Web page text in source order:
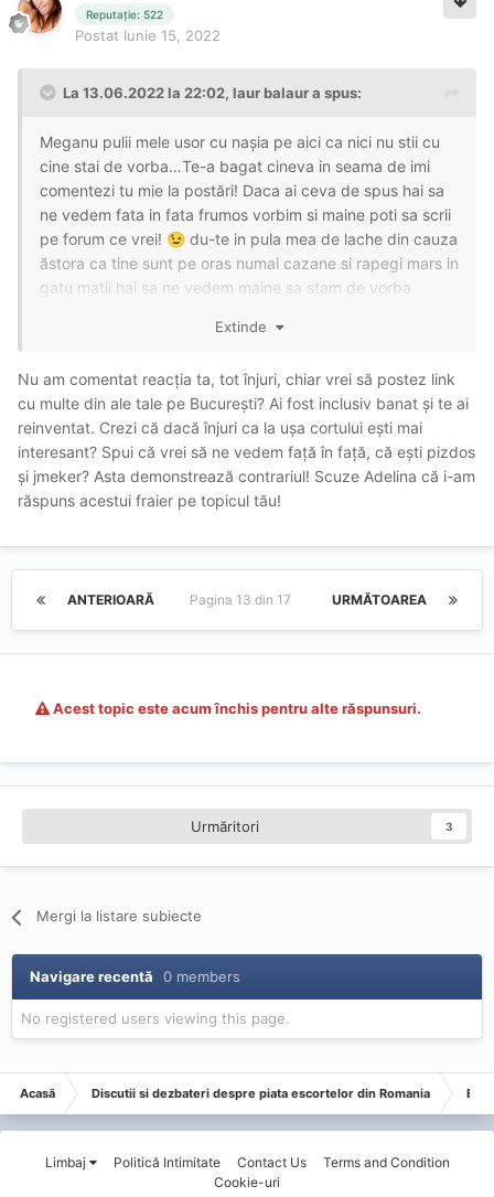
Reputație: 522
Postat Iunie 15, 2022
La 13.06.2022 la 22:02, laur balaura spus:
Meganu pulii mele usor cu nașia pe aici ca nici nu stii cu
cine stai de vorba…Te-a bagat cineva in seama de imi
comentezi tu mie la postări! Daca ai ceva de spus hai sa
ne vedem fata in fata frumos vorbim si maine poti sa scrii
pe forum ce vrei! 😉 du-te in pula mea de lache din cauza
ăstora ca tine sunt pe oras numai cazane si rapegi mars in
gatu matii hai sa ne vedem maine sa stam de vorba
Extinde
Nu am comentat reacția ta, tot înjuri, chiar vrei să postez link
cu multe din ale tale pe București? Ai fost inclusiv banat și te ai
reinventat. Crezi că dacă înjuri ca la ușa cortului ești mai
interesant? Spui că vrei să ne vedem față în față, că ești pizdos
și jmeker? Asta demonstrează contrariul! Scuze Adelina că i-am
răspuns acestui fraier pe topicul tău!
ANTERIOARĂ URMĂTOAREA
Pagina 13 din 17
Acest topic este acum închis pentru alte răspunsuri.
Urmăritori 3
Mergi la listare subiecte
Navigare recentă 0 members
No registered users viewing this page.
Acasă Discutii si dezbateri despre piata escortelor din Romania
Limbaj Politică Intimitate Contact Us
Terms and Condition
Cookie-uri